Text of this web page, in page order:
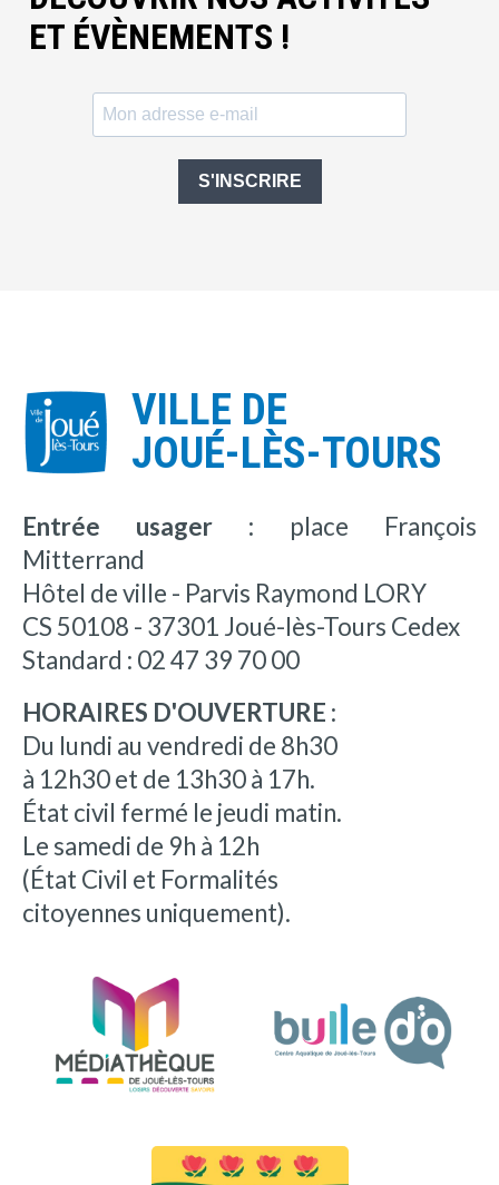
ET ÉVÈNEMENTS !
S'INSCRIRE
VILLE DE
JOUÉ-LÈS-TOURS
Entrée usager : place François
Mitterrand
Hôtel de ville - Parvis Raymond LORY
CS 50108 - 37301 Joué-lès-Tours Cedex
Standard : 02 47 39 70 00
HORAIRES D'OUVERTURE :
Du lundi au vendredi de 8h30
à 12h30 et de 13h30 à 17h.
État civil fermé le jeudi matin.
Le samedi de 9h à 12h
(État Civil et Formalités
citoyennes uniquement).